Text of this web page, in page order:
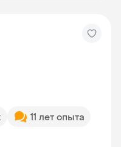
11 лет опыта